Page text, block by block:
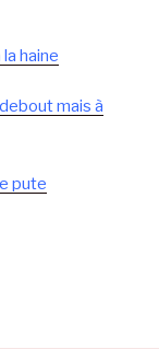
haine
mais à
pute